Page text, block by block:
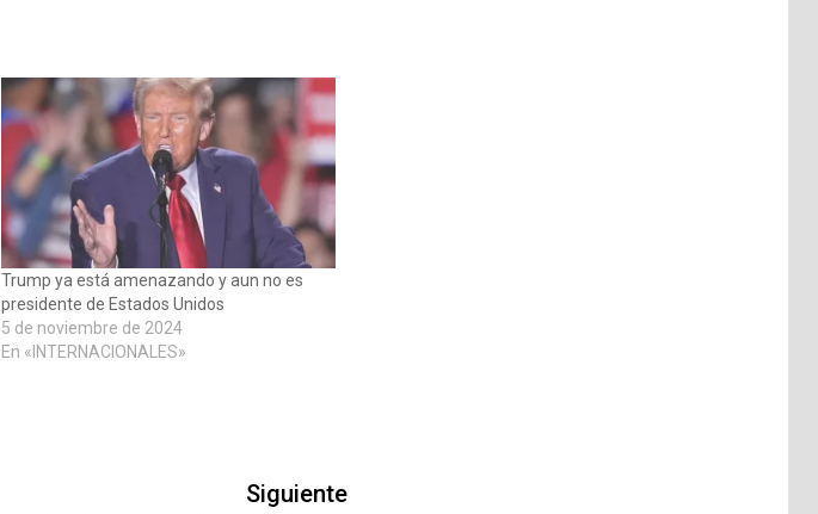
Trump ya está amenazando y aun no es
presidente de Estados Unidos
5 de noviembre de 2024
En «INTERNACIONALES»
Siguiente